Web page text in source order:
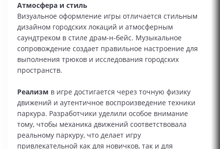
Атмосфера и стиль
Визуальное оформление игры отличается стильным
дизайном городских локаций и атмосферным
саундтреком в стиле драм-н-бейс. Музыкальное
сопровождение создает правильное настроение для
выполнения трюков и исследования городских
пространств.
Реализм в игре достигается через точную физику
движений и аутентичное воспроизведение техники
паркура. Разработчики уделили особое внимание
тому, чтобы механика движений соответствовала
реальному паркуру, что делает игру
привлекательной как для новичков, так и для